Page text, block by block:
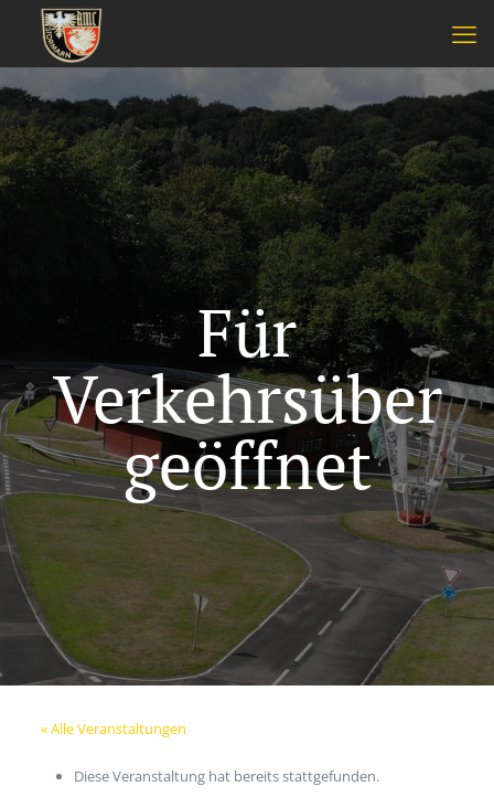
Für
Verkehrsüber
geöffnet
« Alle Veranstaltungen
Diese Veranstaltung hat bereits stattgefunden.